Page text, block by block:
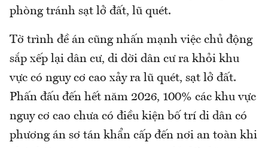
phòng tránh sạt lở đất, lũ quét.
Tờ trình đề án cũng nhấn mạnh việc chủ động
sắp xếp lại dân cư, di dời dân cư ra khỏi khu
vực có nguy cơ cao xảy ra lũ quét, sạt lở đất.
Phấn đấu đến hết năm 2026, 100% các khu vực
nguy cơ cao chưa có điều kiện bố trí di dân có
phương án sơ tán khẩn cấp đến nơi an toàn khi